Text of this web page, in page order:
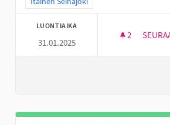
LUONTIAIKA
31.01.2025
2 2